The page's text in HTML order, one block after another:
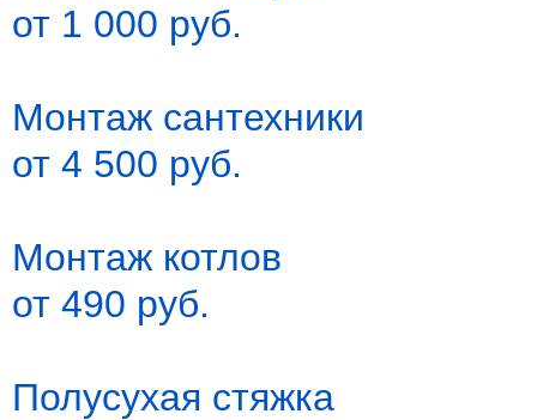
от 1 000 руб.
Монтаж сантехники
от 4 500 руб.
Монтаж котлов
от 490 руб.
Полусухая стяжка